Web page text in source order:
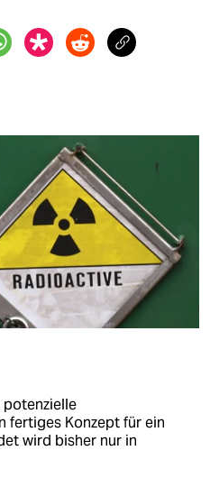
potenzielle
fertiges Konzept für ein
wird bisher nur in